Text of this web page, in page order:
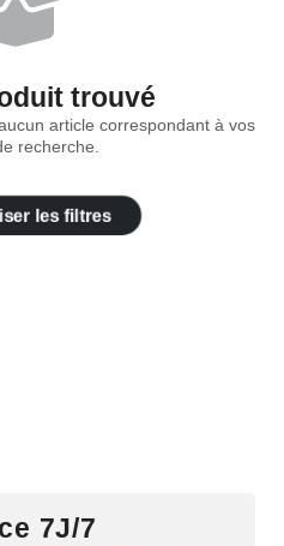
trouvé
article correspondant à vos
recherche.
les filtres
7J/7